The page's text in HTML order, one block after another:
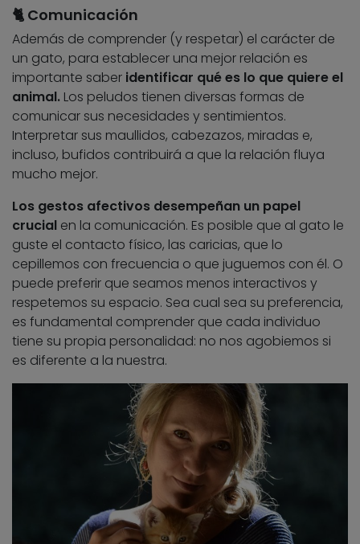
🐈 Comunicación
Además de comprender (y respetar) el carácter de
un gato, para establecer una mejor relación es
importante saber identificar qué es lo que quiere el
animal. Los peludos tienen diversas formas de
comunicar sus necesidades y sentimientos.
Interpretar sus maullidos, cabezazos, miradas e,
incluso, bufidos contribuirá a que la relación fluya
mucho mejor.
Los gestos afectivos desempeñan un papel
crucial en la comunicación. Es posible que al gato le
guste el contacto físico, las caricias, que lo
cepillemos con frecuencia o que juguemos con él. O
puede preferir que seamos menos interactivos y
respetemos su espacio. Sea cual sea su preferencia,
es fundamental comprender que cada individuo
tiene su propia personalidad: no nos agobiemos si
es diferente a la nuestra.